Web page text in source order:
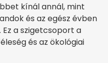
kínál annál, mint
és az egész évben
Ez a szigetcsoport a
és az ökológiai